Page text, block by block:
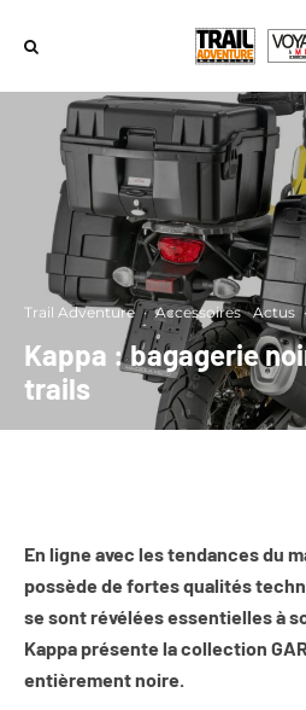
Trail Adventure · Accessoires Actus ·
Kappa : bagagerie
trails
En ligne avec les tendances du
possède de fortes qualités
se sont révélées essentielles à
Kappa présente la collection
entièrement noire.